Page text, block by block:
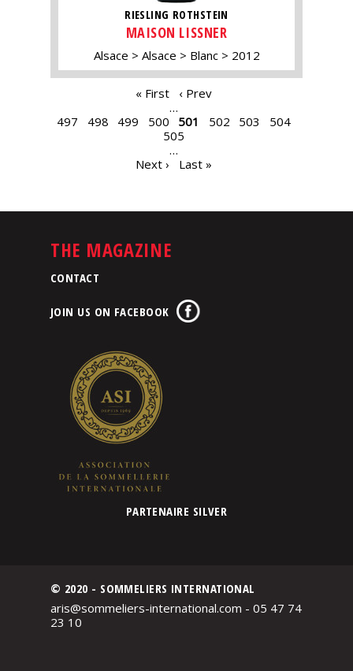
RIESLING ROTHSTEIN
MAISON LISSNER
Alsace Alsace Blanc 2012
« First
‹ Prev
…
497
498 499 500 501 502 503
504
505
…
Next ›
Last »
THE MAGAZINE
CONTACT
JOIN US ON FACEBOOK
PARTENAIRE SILVER
© 2020 - SOMMELIERS INTERNATIONAL
aris@sommeliers-international.com - 05 47 74
23 10